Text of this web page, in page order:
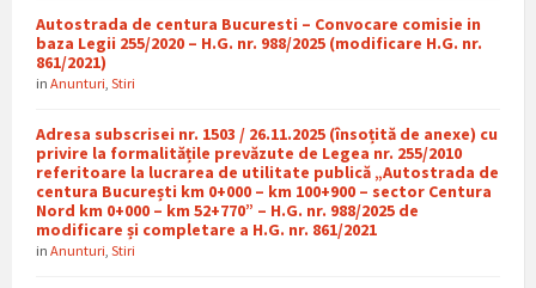
Autostrada de centura Bucuresti – Convocare comisie in
baza Legii 255/2020 – H.G. nr. 988/2025 (modificare H.G. nr.
861/2021)
in Anunturi Stiri
Adresa subscrisei nr. 1503 / 26.11.2025 (însoțită de anexe) cu
privire la formalitățile prevăzute de Legea nr. 255/2010
referitoare la lucrarea de utilitate publică „Autostrada de
centura București km 0+000 – km 100+900 – sector Centura
Nord km 0+000 – km 52+770” – H.G. nr. 988/2025 de
modificare și completare a H.G. nr. 861/2021
in Anunturi Stiri